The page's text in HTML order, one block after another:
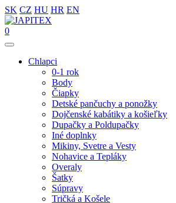
SK CZ HU HR EN
0
Chlapci
0-1 rok
Body
Čiapky
Detské pančuchy a ponožky
Dojčenské kabátiky a košieľky
Dupačky a Poldupačky
Iné doplnky
Mikiny, Svetre a Vesty
Nohavice a Tepláky
Overaly
Šatky
Súpravy
Tričká a Košele